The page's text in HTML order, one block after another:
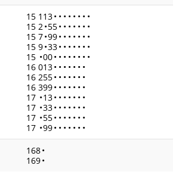
15 113• • • • • • • •
15 2•55• • • • • • •
15 7•99• • • • • • •
15 9•33• • • • • • •
15 •00• • • • • • • •
16 013• • • • • • •
16 255• • • • • • •
16 399• • • • • • •
17 •13• • • • • • •
17 •33• • • • • • •
17 •55• • • • • • •
17 •99• • • • • • •
168•
169•